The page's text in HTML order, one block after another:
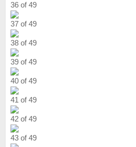
36 of 49
37 of 49
38 of 49
39 of 49
40 of 49
41 of 49
42 of 49
43 of 49